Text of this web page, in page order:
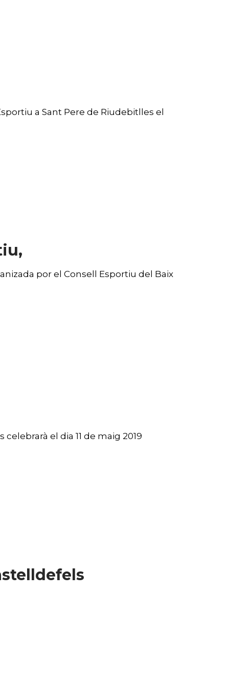
a Sant Pere de Riudebitlles el
por el Consell Esportiu del Baix
el dia 11 de maig 2019